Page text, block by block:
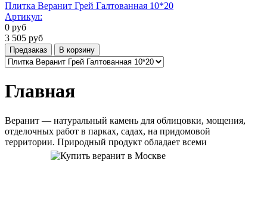
Плитка Веранит Грей Галтованная 10*20
Артикул:
0 руб
3 505 руб
Предзаказ В корзину
Главная
Веранит — натуральный камень для облицовки, мощения,
отделочных работ в парках, садах, на придомовой
территории. Природный продукт обладает всеми